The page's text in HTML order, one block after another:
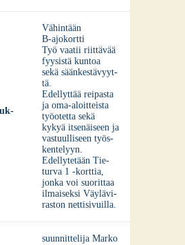
Vähin­tään
B‑ajokortti
Työ vaa­tii riit­tä­vää
fyy­sis­tä kun­toa
sekä sään­kes­tä­vyyt­
tä.
Edel­lyt­tää rei­pas­ta
ja oma-aloit­teis­ta
työ­otet­ta sekä
kykyä itse­näi­seen ja
vas­tuul­li­seen työs­
ken­te­lyyn.
Edel­ly­te­tään Tie­
tur­va 1 ‑kort­tia,
jon­ka voi suo­rit­taa
ilmai­sek­si Väy­lä­vi­
ras­ton net­ti­si­vuil­la.
suun­nit­te­li­ja Mar­ko